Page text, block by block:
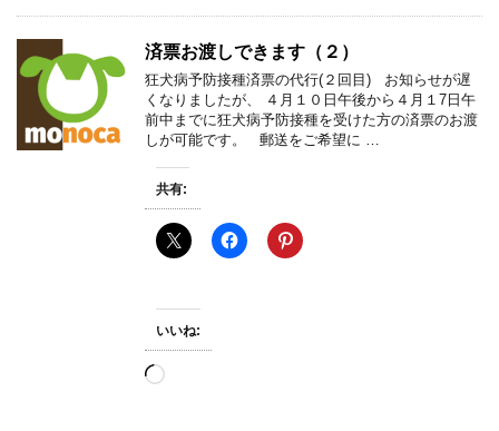
み
済票お渡しできます（２）
狂犬病予防接種済票の代行(２回目) お知らせが遅
くなりましたが、 ４月１０日午後から４月１7日午
前中までに狂犬病予防接種を受けた方の済票のお渡
しが可能です。 郵送をご希望に …
共有:
いいね:
読